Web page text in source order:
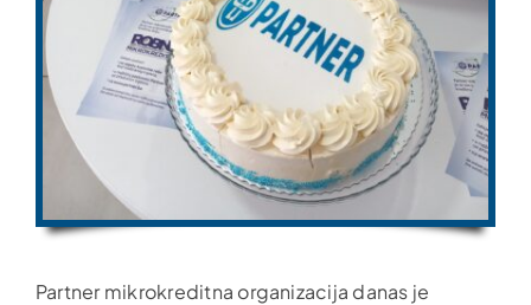
Partner mikrokreditna organizacija danas je